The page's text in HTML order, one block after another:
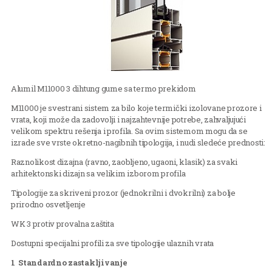
Alumil M11000 3 dihtung gume sa termo prekidom
M11000 je svestrani sistem za bilo koje termički izolovane prozore i
vrata, koji može da zadovolji i najzahtevnije potrebe, zahvaljujući
velikom spektru rešenja i profila. Sa ovim sistemom mogu da se
izrade sve vrste okretno-nagibnih tipologija, i nudi sledeće prednosti:
Raznolikost dizajna (ravno, zaobljeno, ugaoni, klasik) za svaki
arhitektonski dizajn sa velikim izborom profila
Tipologije za skriveni prozor (jednokrilni i dvokrilni) za bolje
prirodno osvetljenje
WK 3 protiv provalna zaštita
Dostupni specijalni profili za sve tipologije ulaznih vrata
1 Standardno zastakljivanje